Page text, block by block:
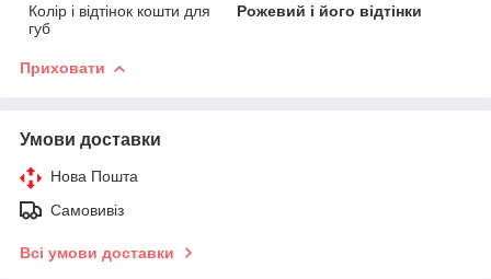
Колір і відтінок кошти для
губ
Рожевий і його відтінки
Приховати
Умови доставки
Нова Пошта
Самовивіз
Всі умови доставки